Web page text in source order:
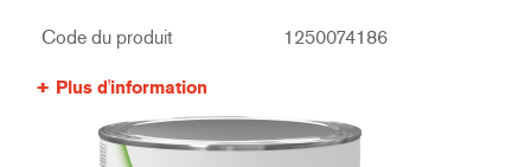
Code du produit 1250074186
Plus d'information